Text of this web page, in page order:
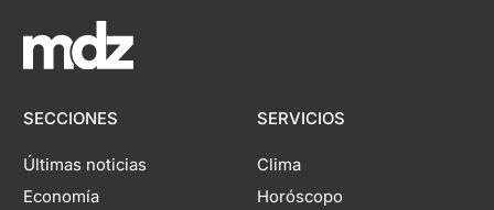
SECCIONES
Últimas noticias
Economía
SERVICIOS
Clima
Horóscopo